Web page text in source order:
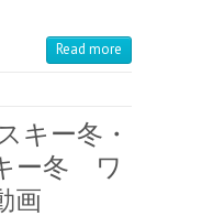
Read more
キー冬・
ー冬 ワ
画